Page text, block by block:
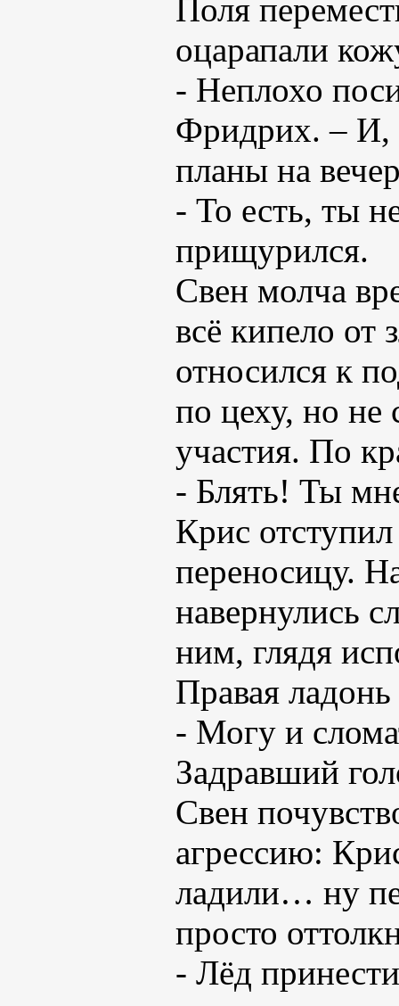
Поля
оцарапали
- Неплохо
Фридрих. – И,
планы на
- То есть, ты
прищурился.
Свен молча
всё кипело от
относился к
по цеху, но не
участия. По
- Блять! Ты
Крис
переносицу.
навернулись
ним, глядя
Правая
- Могу и
Задравший
Свен
агрессию:
ладили… ну
просто
- Лёд